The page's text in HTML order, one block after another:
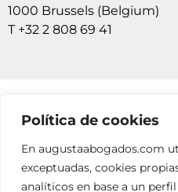
Política de cookies
En augustaabogados.com
exceptuadas, cookies
analíticos en base a un
1000 Brussels (Belgium)
T +32 2 808 69 41
SUSCRÍBETE A
RELLENA EL